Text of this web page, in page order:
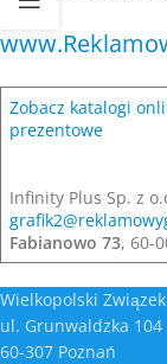
Zobacz katalogi
prezentowe
Infinity Plus Sp. z
Fabianowo 73, 60-
Wielkopolski
ul. Grunwaldzka 104
60-307 Poznań